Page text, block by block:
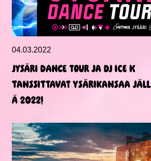
04.03.2022
Jysäri Dance Tour ja DJ Ice K
tanssittavat ysärikansaa
ä 2022!